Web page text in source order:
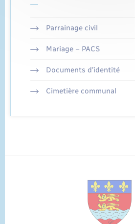
Parrainage civil
Mariage – PACS
Documents d’identité
Cimetière communal